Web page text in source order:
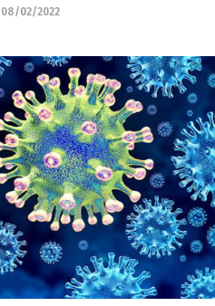
08/02/2022